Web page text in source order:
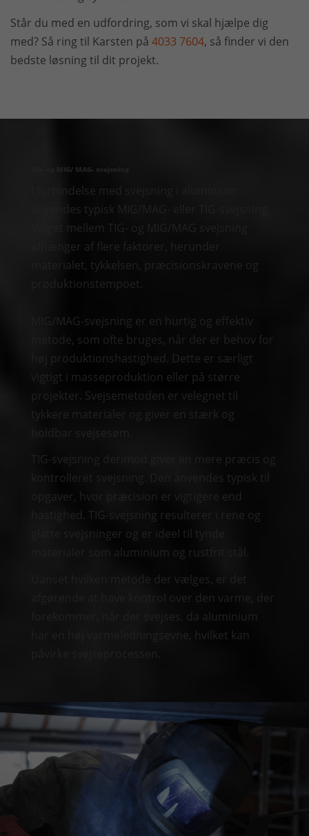
Står du med en udfordring, som vi skal hjælpe dig
med? Så ring til Karsten på 4033 7604, så finder vi den
bedste løsning til dit projekt.
TIG- og MIG/ MAG- svejsning
I forbindelse med svejsning i aluminium
anvendes typisk MIG/MAG- eller TIG-svejsning.
Valget mellem TIG- og MIG/MAG svejsning
afhænger af flere faktorer, herunder
materialet, tykkelsen, præcisionskravene og
produktionstempoet.
MIG/MAG-svejsning er en hurtig og effektiv
metode, som ofte bruges, når der er behov for
høj produktionshastighed. Dette er særligt
vigtigt i masseproduktion eller på større
projekter. Svejsemetoden er velegnet til
tykkere materialer og giver en stærk og
holdbar svejsesøm.
TIG-svejsning derimod giver en mere præcis og
kontrolleret svejsning. Den anvendes typisk til
opgaver, hvor præcision er vigtigere end
hastighed. TIG-svejsning resulterer i rene og
glatte svejsninger og er ideel til tynde
materialer som aluminium og rustfrit stål.
Uanset hvilken metode der vælges, er det
afgørende at have kontrol over den varme, der
forekommer, når der svejses, da aluminium
har en høj varmeledningsevne, hvilket kan